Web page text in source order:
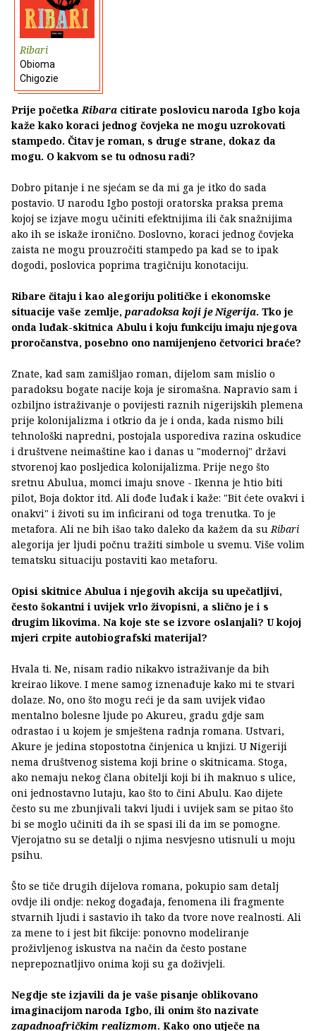
Ribari
Obioma
Chigozie
Prije početkaRibara citirate poslovicu naroda Igbo koja
kaže kako koraci jednog čovjeka ne mogu uzrokovati
stampedo. Čitav je roman, s druge strane, dokaz da
mogu. O kakvom se tu odnosu radi?
Dobro pitanje i ne sjećam se da mi ga je itko do sada
postavio. U narodu Igbo postoji oratorska praksa prema
kojoj se izjave mogu učiniti efektnijima ili čak snažnijima
ako ih se iskaže ironično. Doslovno, koraci jednog čovjeka
zaista ne mogu prouzročiti stampedo pa kad se to ipak
dogodi, poslovica poprima tragičniju konotaciju.
Ribare čitaju i kao alegoriju političke i ekonomske
situacije vaše zemlje, paradoksa koji je Nigerija. Tko je
onda luđak-skitnica Abulu i koju funkciju imaju njegova
proročanstva, posebno ono namijenjeno četvorici braće?
Znate, kad sam zamišljao roman, dijelom sam mislio o
paradoksu bogate nacije koja je siromašna. Napravio sam i
ozbiljno istraživanje o povijesti raznih nigerijskih plemena
prije kolonijalizma i otkrio da je i onda, kada nismo bili
tehnološki napredni, postojala usporediva razina oskudice
i društvene neimaštine kao i danas u "modernoj" državi
stvorenoj kao posljedica kolonijalizma. Prije nego što
sretnu Abulua, momci imaju snove - Ikenna je htio biti
pilot, Boja doktor itd. Ali dođe luđak i kaže: "Bit ćete ovakvi i
onakvi" i životi su im inficirani od toga trenutka. To je
metafora. Ali ne bih išao tako daleko da kažem da suRibari
alegorija jer ljudi počnu tražiti simbole u svemu. Više volim
tematsku situaciju postaviti kao metaforu.
Opisi skitnice Abulua i njegovih akcija su upečatljivi,
često šokantni i uvijek vrlo živopisni, a slično je i s
drugim likovima. Na koje ste se izvore oslanjali? U kojoj
mjeri crpite autobiografski materijal?
Hvala ti. Ne, nisam radio nikakvo istraživanje da bih
kreirao likove. I mene samog iznenađuje kako mi te stvari
dolaze. No, ono što mogu reći je da sam uvijek viđao
mentalno bolesne ljude po Akureu, gradu gdje sam
odrastao i u kojem je smještena radnja romana. Ustvari,
Akure je jedina stopostotna činjenica u knjizi. U Nigeriji
nema društvenog sistema koji brine o skitnicama. Stoga,
ako nemaju nekog člana obitelji koji bi ih maknuo s ulice,
oni jednostavno lutaju, kao što to čini Abulu. Kao dijete
često su me zbunjivali takvi ljudi i uvijek sam se pitao što
bi se moglo učiniti da ih se spasi ili da im se pomogne.
Vjerojatno su se detalji o njima nesvjesno utisnuli u moju
psihu.
Što se tiče drugih dijelova romana, pokupio sam detalj
ovdje ili ondje: nekog događaja, fenomena ili fragmente
stvarnih ljudi i sastavio ih tako da tvore nove realnosti. Ali
za mene to i jest bit fikcije: ponovno modeliranje
proživljenog iskustva na način da često postane
neprepoznatljivo onima koji su ga doživjeli.
Negdje ste izjavili da je vaše pisanje oblikovano
imaginacijom naroda Igbo, ili onim što nazivate
zapadnoafričkim realizmom. Kako ono utječe na